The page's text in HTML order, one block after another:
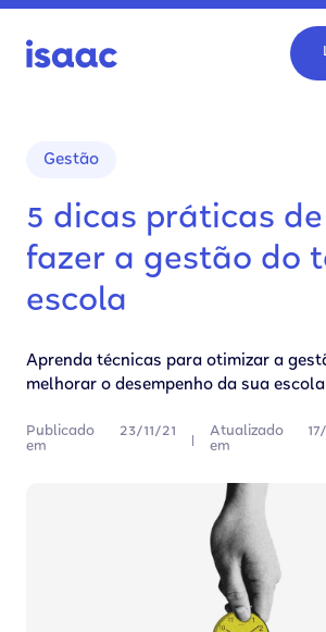
Gestão
5 dicas práticas
fazer a gestão do
escola
Aprenda técnicas para otimizar a
melhorar o desempenho da sua escola
Publicado
em
23/11/21
Atualizado
em